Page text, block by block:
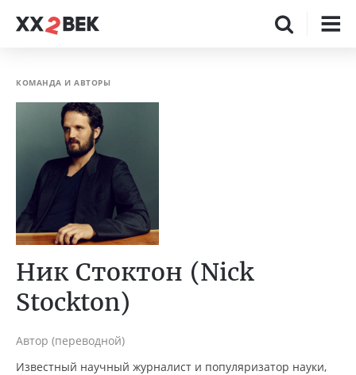
КОМАНДА И АВТОРЫ
Ник Стоктон (Nick
Stockton)
Автор (переводной)
Известный научный журналист и популяризатор науки,